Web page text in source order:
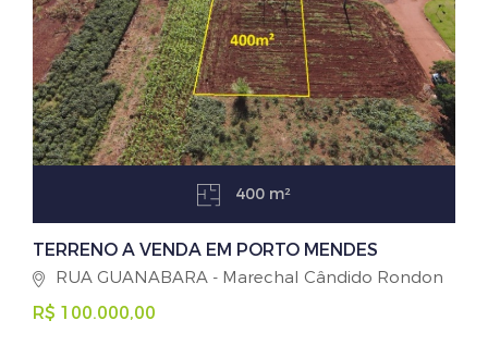
400 m²
TERRENO A VENDA EM PORTO MENDES
RUA GUANABARA - Marechal Cândido Rondon
R$ 100.000,00